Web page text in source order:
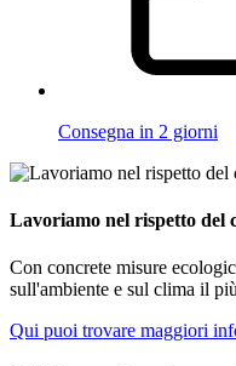
Consegna in 2 giorni
Lavoriamo nel rispetto del
Con concrete misure
sull'ambiente e sul clima il
Qui puoi trovare maggiori